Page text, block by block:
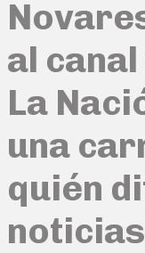
al
La
una
quién